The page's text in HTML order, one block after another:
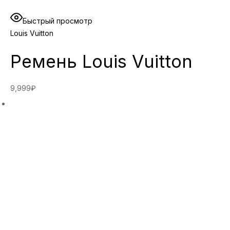
Быстрый просмотр
Louis Vuitton
Ремень Louis Vuitton
9,999₽